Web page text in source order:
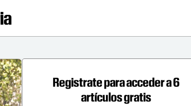
Registrate para acceder a 6
artículos gratis